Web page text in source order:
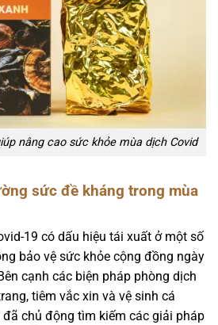
nâng cao sức khỏe mùa dịch Covid
sức đề kháng trong mùa
19 có dấu hiệu tái xuất ở một số
bảo vệ sức khỏe cộng đồng ngày
cạnh các biện pháp phòng dịch
tiêm vắc xin và vệ sinh cá
chủ động tìm kiếm các giải pháp